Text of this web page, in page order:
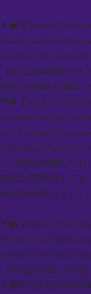
👨‍💼【Teacher /
Thank you for meeting
tensions. Can you
（本日はお時間をい
貴社は潜在的な混乱に
🧑‍🎓【Student / Sales
I understand your
risk. If one site faces
regardless of political
（ご懸念は理解して
拠点に問題が生じても
供給を確保します。）
👨‍💼【Teacher /
That sounds helpful.
continue delivery even
（それは心強いです
を継続できるか知る必